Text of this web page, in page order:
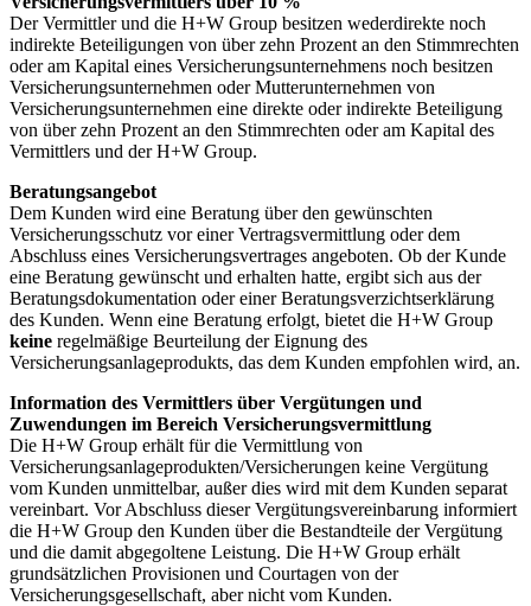
Der Vermittler und die H+W Group besitzen wederdirekte noch
indirekte Beteiligungen von über zehn Prozent an den Stimmrechten
oder am Kapital eines Versicherungsunternehmens noch besitzen
Versicherungsunternehmen oder Mutterunternehmen von
Versicherungsunternehmen eine direkte oder indirekte Beteiligung
von über zehn Prozent an den Stimmrechten oder am Kapital des
Vermittlers und der H+W Group.
Beratungsangebot
Dem Kunden wird eine Beratung über den gewünschten
Versicherungsschutz vor einer Vertragsvermittlung oder dem
Abschluss eines Versicherungsvertrages angeboten. Ob der Kunde
eine Beratung gewünscht und erhalten hatte, ergibt sich aus der
Beratungsdokumentation oder einer Beratungsverzichtserklärung
des Kunden. Wenn eine Beratung erfolgt, bietet die H+W Group
keine regelmäßige Beurteilung der Eignung des
Versicherungsanlageprodukts, das dem Kunden empfohlen wird, an.
Information des Vermittlers über Vergütungen und
Zuwendungen im Bereich Versicherungsvermittlung
Die H+W Group erhält für die Vermittlung von
Versicherungsanlageprodukten/Versicherungen keine Vergütung
vom Kunden unmittelbar, außer dies wird mit dem Kunden separat
vereinbart. Vor Abschluss dieser Vergütungsvereinbarung informiert
die H+W Group den Kunden über die Bestandteile der Vergütung
und die damit abgegoltene Leistung. Die H+W Group erhält
grundsätzlichen Provisionen und Courtagen von der
Versicherungsgesellschaft, aber nicht vom Kunden.